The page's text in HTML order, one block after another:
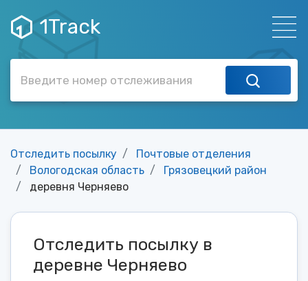
1Track
Отследить посылку
Почтовые отделения
Вологодская область
Грязовецкий район
деревня Черняево
Отследить посылку в
деревне Черняево